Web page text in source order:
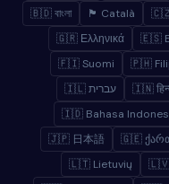
🇧🇩 বাংলা
🏴 Català 🇨🇿
🇬🇷 Ελληνικά
🇪🇸
🇫🇮 Suomi
🇵🇭
🇮🇱 עברית
🇮🇳
🇮🇩 Bahasa
🇯🇵 日本語
🇬🇪
🇱🇹 Lietuvių
🇱🇻